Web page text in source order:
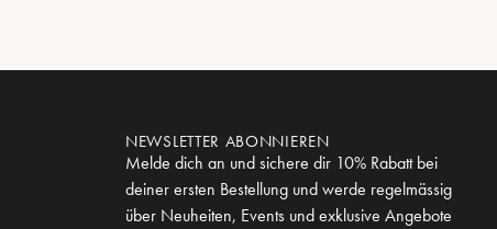
NEWSLETTER ABONNIEREN
Melde dich an und sichere dir 10% Rabatt bei
deiner ersten Bestellung und werde regelmässig
über Neuheiten, Events und exklusive Angebote